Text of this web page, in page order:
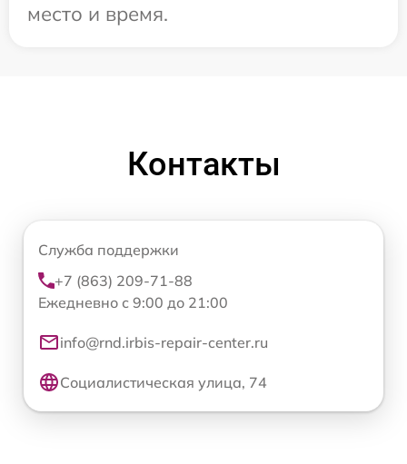
место и время.
Контакты
Служба поддержки
+7 (863) 209-71-88
Ежедневно с 9:00 до 21:00
info@rnd.irbis-repair-center.ru
Социалистическая улица, 74